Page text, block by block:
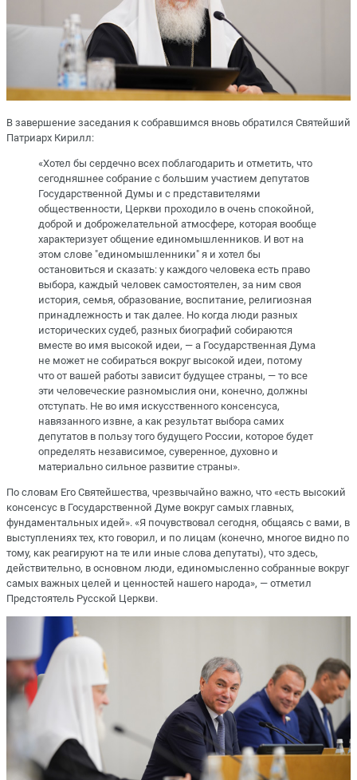
В завершение заседания к собравшимся вновь обратился Святейший
Патриарх Кирилл:
«Хотел бы сердечно всех поблагодарить и отметить, что
сегодняшнее собрание с большим участием депутатов
Государственной Думы и с представителями
общественности, Церкви проходило в очень спокойной,
доброй и доброжелательной атмосфере, которая вообще
характеризует общение единомышленников. И вот на
этом слове "единомышленники" я и хотел бы
остановиться и сказать: у каждого человека есть право
выбора, каждый человек самостоятелен, за ним своя
история, семья, образование, воспитание, религиозная
принадлежность и так далее. Но когда люди разных
исторических судеб, разных биографий собираются
вместе во имя высокой идеи, — а Государственная Дума
не может не собираться вокруг высокой идеи, потому
что от вашей работы зависит будущее страны, — то все
эти человеческие разномыслия они, конечно, должны
отступать. Не во имя искусственного консенсуса,
навязанного извне, а как результат выбора самих
депутатов в пользу того будущего России, которое будет
определять независимое, суверенное, духовно и
материально сильное развитие страны».
По словам Его Святейшества, чрезвычайно важно, что «есть высокий
консенсус в Государственной Думе вокруг самых главных,
фундаментальных идей». «Я почувствовал сегодня, общаясь с вами, в
выступлениях тех, кто говорил, и по лицам (конечно, многое видно по
тому, как реагируют на те или иные слова депутаты), что здесь,
действительно, в основном люди, единомысленно собранные вокруг
самых важных целей и ценностей нашего народа», — отметил
Предстоятель Русской Церкви.